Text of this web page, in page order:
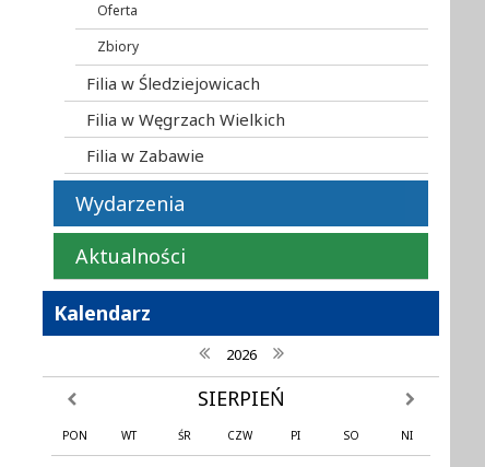
Oferta
Zbiory
Filia w Śledziejowicach
Filia w Węgrzach Wielkich
Filia w Zabawie
Wydarzenia
Aktualności
Kalendarz
poprzedni rok
2026 następny rok
poprzedni miesiąc SIERPIEŃ następny
PON WT ŚR CZW PI SO NI